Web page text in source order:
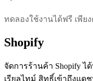
ทดลองใช้งานได้ฟรี เพีย
Shopify
จัดการร้านค้า Shopify ไ
เรียลไทม์ สิทธิ์เข้าถึงแด